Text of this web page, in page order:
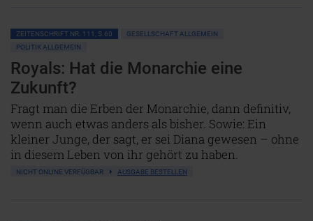
ZEITENSCHRIFT NR. 111, S.60
GESELLSCHAFT ALLGEMEIN
POLITIK ALLGEMEIN
Royals: Hat die Monarchie eine
Zukunft?
Fragt man die Erben der Monarchie, dann definitiv,
wenn auch etwas anders als bisher. Sowie: Ein
kleiner Junge, der sagt, er sei Diana gewesen – ohne
in diesem Leben von ihr gehört zu haben.
NICHT ONLINE VERFÜGBAR AUSGABE BESTELLEN